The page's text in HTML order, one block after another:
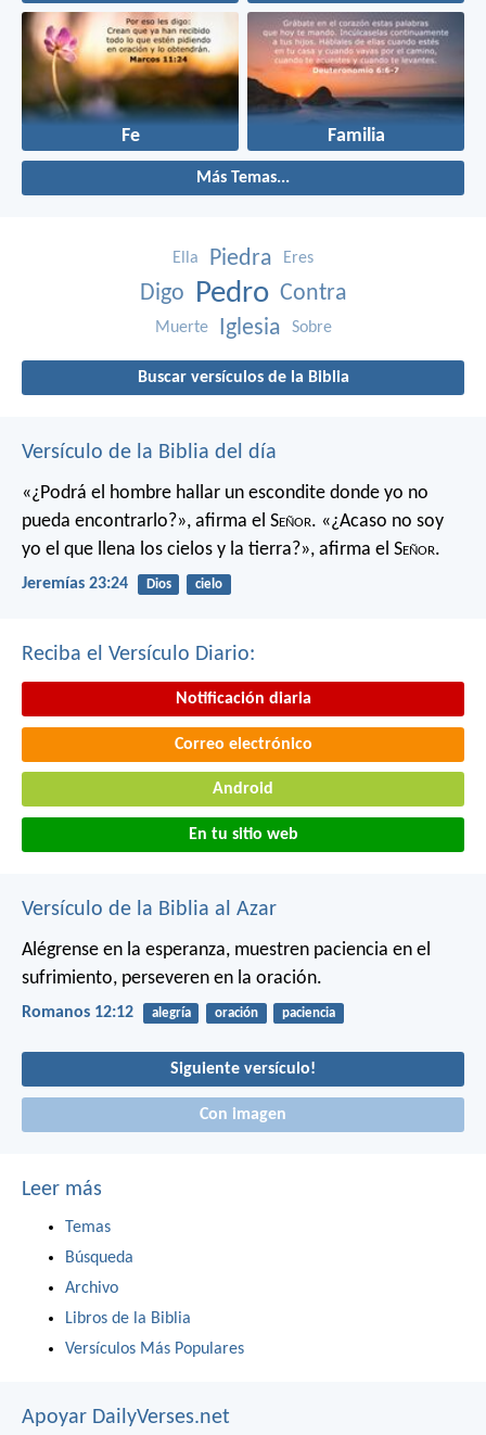
Fe Familia
Más Temas...
Ella Piedra Eres
Digo Pedro Contra
Muerte Iglesia Sobre
Buscar versículos de la Biblia
Versículo de la Biblia del día
«¿Podrá el hombre hallar un escondite donde yo no
pueda encontrarlo?», afirma el Señor. «¿Acaso no soy
yo el que llena los cielos y la tierra?», afirma el Señor.
Jeremías 23:24 Dios cielo
Reciba el Versículo Diario:
Notificación diaria
Correo electrónico
Android
En tu sitio web
Versículo de la Biblia al Azar
Alégrense en la esperanza, muestren paciencia en el
sufrimiento, perseveren en la oración.
Romanos 12:12 alegría oración paciencia
Siguiente versículo!
Con imagen
Leer más
Temas
Búsqueda
Archivo
Libros de la Biblia
Versículos Más Populares
Apoyar DailyVerses.net